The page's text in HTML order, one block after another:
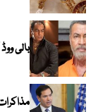
بالی